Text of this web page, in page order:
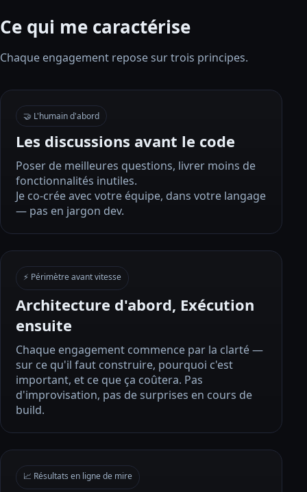
Ce qui me caractérise
Chaque engagement repose sur trois principes.
🤝 L'humain d'abord
Les discussions avant le code
Poser de meilleures questions, livrer moins de
fonctionnalités inutiles.
Je co-crée avec votre équipe, dans votre langage
— pas en jargon dev.
⚡ Périmètre avant vitesse
Architecture d'abord, Exécution
ensuite
Chaque engagement commence par la clarté —
sur ce qu'il faut construire, pourquoi c'est
important, et ce que ça coûtera. Pas
d'improvisation, pas de surprises en cours de
build.
📈 Résultats en ligne de mire